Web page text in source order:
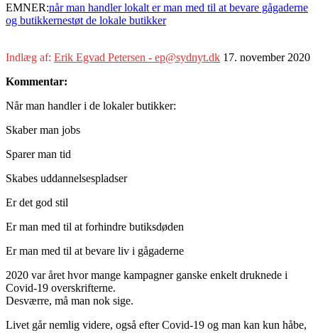
EMNER:når man handler lokalt er man med til at bevare gågaderne
og butikkernestøt de lokale butikker
Indlæg af: Erik Egvad Petersen - ep@sydnyt.dk 17. november 2020
Kommentar:
Når man handler i de lokaler butikker:
Skaber man jobs
Sparer man tid
Skabes uddannelsespladser
Er det god stil
Er man med til at forhindre butiksdøden
Er man med til at bevare liv i gågaderne
2020 var året hvor mange kampagner ganske enkelt druknede i
Covid-19 overskrifterne.
Desværre, må man nok sige.
Livet går nemlig videre, også efter Covid-19 og man kan kun håbe,